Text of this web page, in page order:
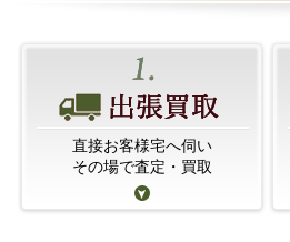
直接お客様宅へ伺い
その場で査定・買取